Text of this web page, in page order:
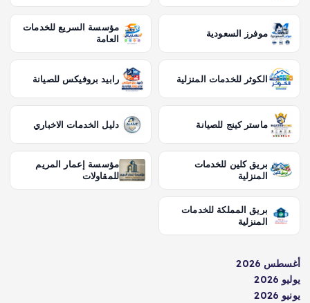
موفرز السعودية
مؤسسة السريع للخدمات
العامة
الكوثر للخدمات المنزلية رابيد بروفيكس للصيانة
ماستر كينج للصيانة دليل الخدمات الاخباري
بريق كلين للخدمات
المنزلية
مؤسسة إعمار المريم
للمقاولات
بريق المملكة للخدمات
المنزلية
أغسطس 2026
يوليو 2026
يونيو 2026